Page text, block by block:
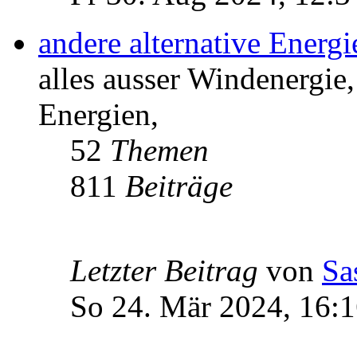
andere alternative
alles ausser
Energien,
52 Themen
811 Beiträge
Letzter Beitrag von
So 24. Mär 2024,